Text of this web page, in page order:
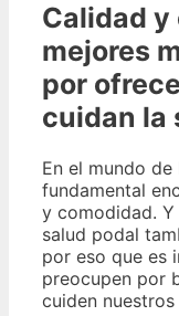
Calidad
mejores
por
cuidan la
En el mundo
fundamental
y comodidad.
salud podal
por eso que es
preocupen por
cuiden nuestros